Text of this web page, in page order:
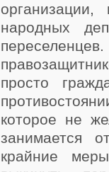
народных
просто
которое не
занимается
крайние